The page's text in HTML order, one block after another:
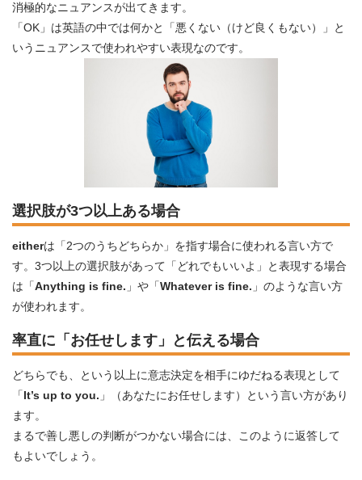
消極的なニュアンスが出てきます。
「OK」は英語の中では何かと「悪くない（けど良くもない）」と
いうニュアンスで使われやすい表現なのです。
選択肢が3つ以上ある場合
eitherは「2つのうちどちらか」を指す場合に使われる言い方で
す。3つ以上の選択肢があって「どれでもいいよ」と表現する場合
は「Anything is fine. 」や「Whatever is fine. 」のような言い方
が使われます。
率直に「お任せします」と伝える場合
どちらでも、という以上に意志決定を相手にゆだねる表現として
「It’s up to you. 」（あなたにお任せします）という言い方があり
ます。
まるで善し悪しの判断がつかない場合には、このように返答して
もよいでしょう。